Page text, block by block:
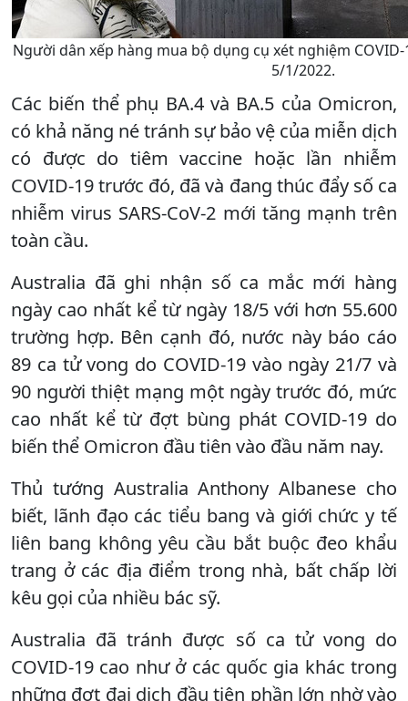
Người dân xếp hàng mua bộ dụng cụ xét nghiệm
5/1/2022.
Các biến thể phụ BA.4 và BA.5 của Omicron,
có khả năng né tránh sự bảo vệ của miễn dịch
có được do tiêm vaccine hoặc lần nhiễm
COVID-19 trước đó, đã và đang thúc đẩy số ca
nhiễm virus SARS-CoV-2 mới tăng mạnh trên
toàn cầu.
Australia đã ghi nhận số ca mắc mới hàng
ngày cao nhất kể từ ngày 18/5 với hơn 55.600
trường hợp. Bên cạnh đó, nước này báo cáo
89 ca tử vong do COVID-19 vào ngày 21/7 và
90 người thiệt mạng một ngày trước đó, mức
cao nhất kể từ đợt bùng phát COVID-19 do
biến thể Omicron đầu tiên vào đầu năm nay.
Thủ tướng Australia Anthony Albanese cho
biết, lãnh đạo các tiểu bang và giới chức y tế
liên bang không yêu cầu bắt buộc đeo khẩu
trang ở các địa điểm trong nhà, bất chấp lời
kêu gọi của nhiều bác sỹ.
Australia đã tránh được số ca tử vong do
COVID-19 cao như ở các quốc gia khác trong
những đợt đại dịch đầu tiên phần lớn nhờ vào